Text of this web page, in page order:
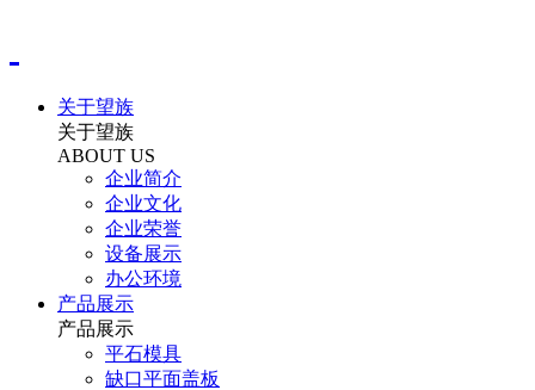
关于望族
关于望族
ABOUT US
企业简介
企业文化
企业荣誉
设备展示
办公环境
产品展示
产品展示
平石模具
缺口平面盖板